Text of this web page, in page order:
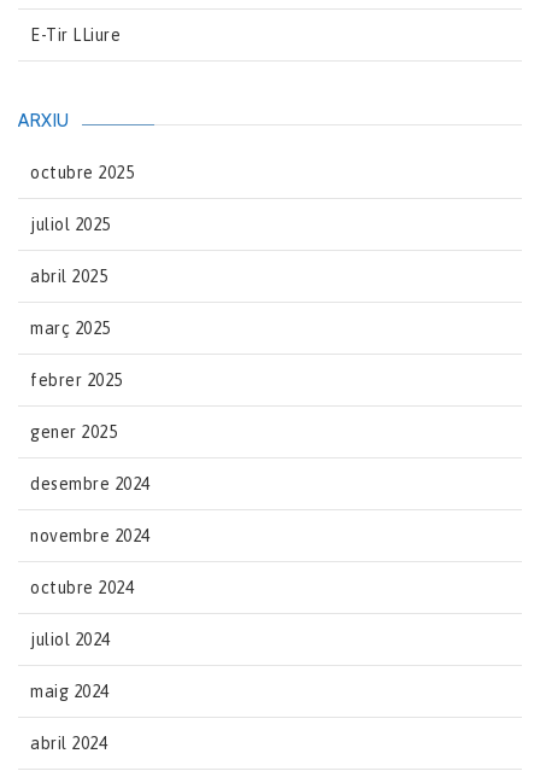
E-Tir LLiure
ARXIU
octubre 2025
juliol 2025
abril 2025
març 2025
febrer 2025
gener 2025
desembre 2024
novembre 2024
octubre 2024
juliol 2024
maig 2024
abril 2024